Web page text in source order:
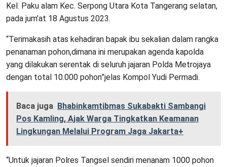
Kel. Paku alam Kec. Serpong Utara Kota Tangerang selatan,
pada jum’at 18 Agustus 2023.
“Terimakasih atas kehadiran bapak ibu sekalian dalam rangka
penanaman pohon,dimana ini merupakan agenda kapolda
yang dilakukan serentak di seluruh jajaran Polda Metrojaya
dengan total 10.000 pohon”jelas Kompol Yudi Permadi.
Baca juga Bhabinkamtibmas Sukabakti Sambangi
Pos Kamling, Ajak Warga Tingkatkan Keamanan
Lingkungan Melalui Program Jaga Jakarta+
“Untuk jajaran Polres Tangsel sendiri menanam 1000 pohon